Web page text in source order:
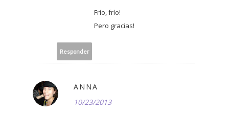
Frío, frío!
Pero gracias!
Responder
ANNA
10/23/2013